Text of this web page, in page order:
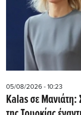
05/08/2026 - 10:23
Kalas σε